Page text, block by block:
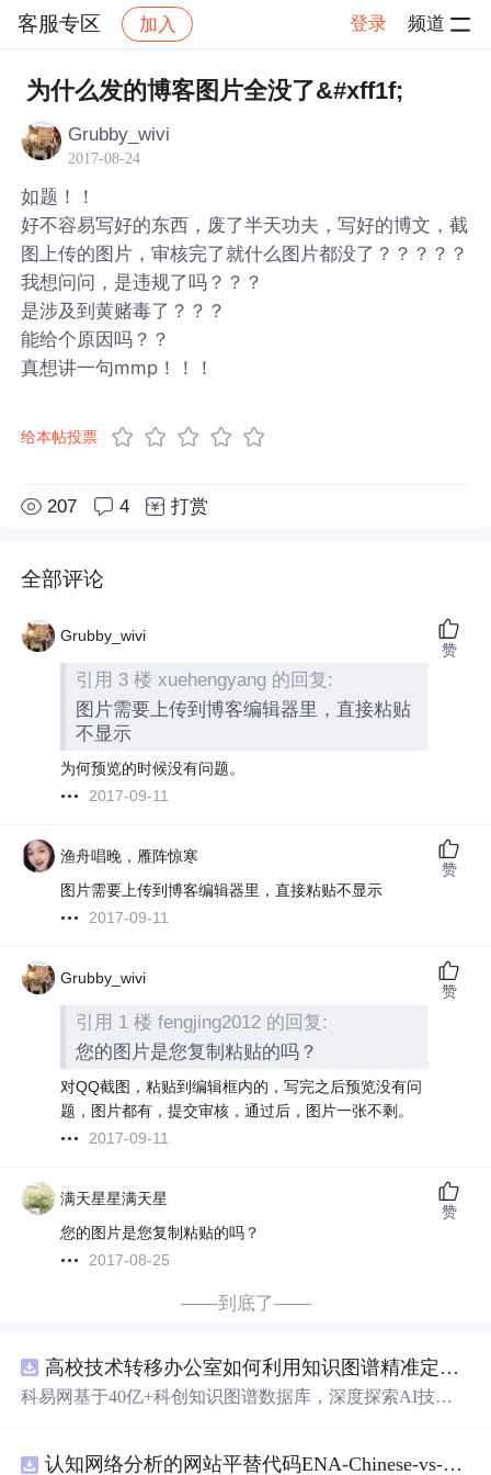
客服专区 加入 登录 频道
社区 客服专区 帖子详情
为什么发的博客图片全没了&#xff1f;
Grubby_wivi
2017-08-24
如题！！
好不容易写好的东西，废了半天功夫，写好的博文，截
图上传的图片，审核完了就什么图片都没了？？？？？
我想问问，是违规了吗？？？
是涉及到黄赌毒了？？？
能给个原因吗？？
真想讲一句mmp！！！
给本帖投票
207 4 打赏
全部评论
Grubby_wivi
引用 3 楼 xuehengyang 的回复:
图片需要上传到博客编辑器里，直接粘贴
不显示
为何预览的时候没有问题。
2017-09-11
赞
渔舟唱晚，雁阵惊寒
图片需要上传到博客编辑器里，直接粘贴不显示
2017-09-11
赞
Grubby_wivi
引用 1 楼 fengjing2012 的回复:
您的图片是您复制粘贴的吗？
对QQ截图，粘贴到编辑框内的，写完之后预览没有问
题，图片都有，提交审核，通过后，图片一张不剩。
2017-09-11
赞
满天星星满天星
您的图片是您复制粘贴的吗？
2017-08-25
赞
——到底了——
高校技术转移办公室如何利用知识图谱精准定位产业需求与技术适配点？.docx
科易网基于40亿+科创知识图谱数据库，深度探索AI技术
新领域的AI+数智化解决方案，推动科技创新与产业创新认知网络分析的网站平替代码ENA-Chinese-vs-English-reproducible.zip